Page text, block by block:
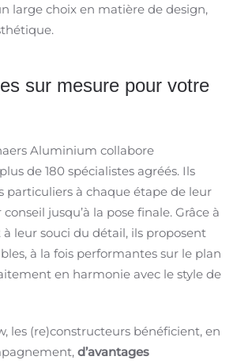
large choix en matière de design,
sur mesure pour votre
Aluminium collabore
de 180 spécialistes agréés. Ils
particuliers à chaque étape de leur
jusqu’à la pose finale. Grâce à
leur souci du détail, ils proposent
à la fois performantes sur le plan
en harmonie avec le style de
les (re)constructeurs bénéficient, en
d’avantages